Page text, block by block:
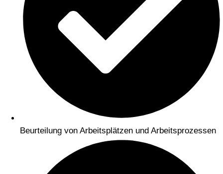
Beurteilung von Arbeitsplätzen und Arbeitsprozessen